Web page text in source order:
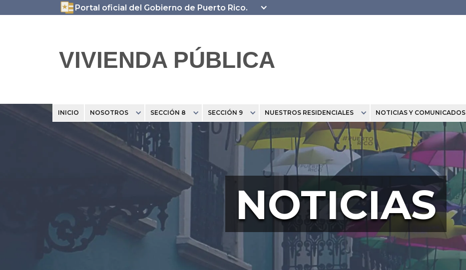
Portal oficial del Gobierno de Puerto Rico.
VIVIENDA PÚBLICA
INICIO NOSOTROS SECCIÓN 8 SECCIÓN 9 NUESTROS RESIDENCIALES NOTICIAS Y COMUNICADOS
NOTICIAS